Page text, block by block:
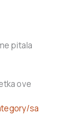
pitala
ove
sa